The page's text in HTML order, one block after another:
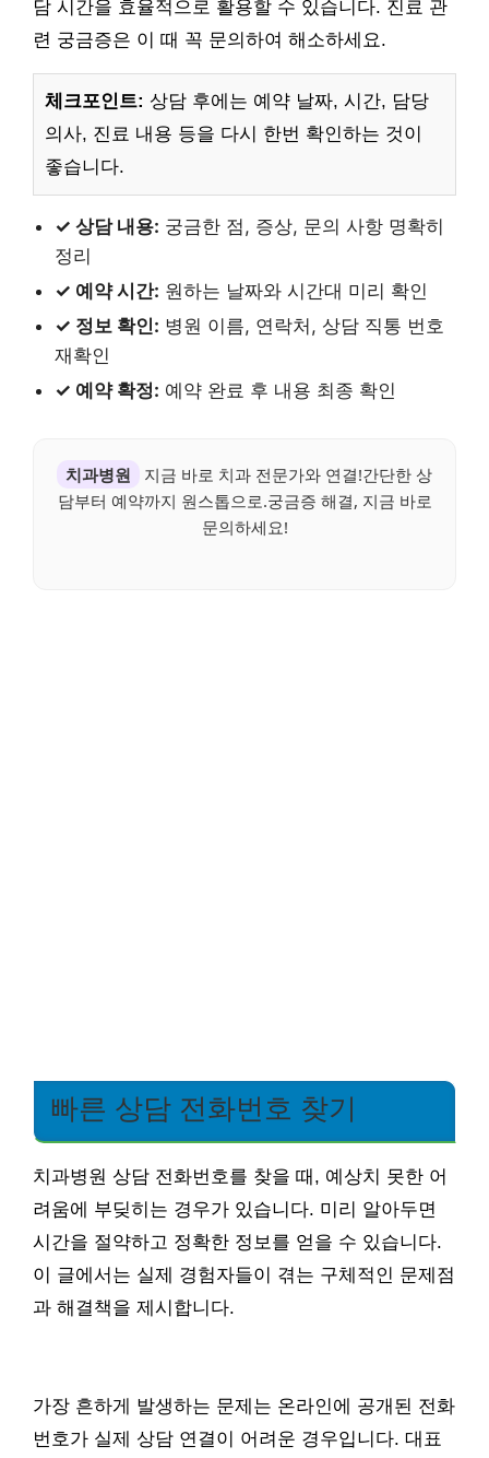
담 시간을 효율적으로 활용할 수 있습니다. 진료 관
련 궁금증은 이 때 꼭 문의하여 해소하세요.
체크포인트: 상담 후에는 예약 날짜, 시간, 담당
의사, 진료 내용 등을 다시 한번 확인하는 것이
좋습니다.
✓ 상담 내용: 궁금한 점, 증상, 문의 사항 명확히
정리
✓ 예약 시간: 원하는 날짜와 시간대 미리 확인
✓ 정보 확인: 병원 이름, 연락처, 상담 직통 번호
재확인
✓ 예약 확정: 예약 완료 후 내용 최종 확인
치과병원
지금 바로 치과 전문가와 연결!간단한 상
담부터 예약까지 원스톱으로.궁금증 해결, 지금 바로
문의하세요!
빠른 상담 전화번호 찾기
치과병원 상담 전화번호를 찾을 때, 예상치 못한 어
려움에 부딪히는 경우가 있습니다. 미리 알아두면
시간을 절약하고 정확한 정보를 얻을 수 있습니다.
이 글에서는 실제 경험자들이 겪는 구체적인 문제점
과 해결책을 제시합니다.
가장 흔하게 발생하는 문제는 온라인에 공개된 전화
번호가 실제 상담 연결이 어려운 경우입니다. 대표